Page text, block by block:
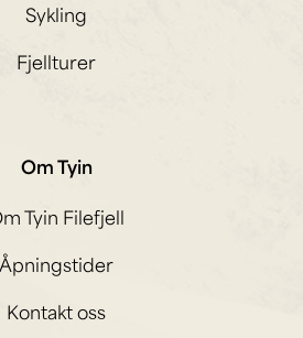
Sykling
Fjellturer
Om Tyin
Tyin Filefjell
Åpningstider
Kontakt oss